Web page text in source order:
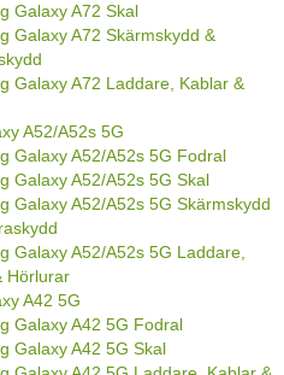
Galaxy A72 Skal
Galaxy A72 Skärmskydd &
Galaxy A72 Laddare, Kablar &
A52/A52s 5G
Galaxy A52/A52s 5G Fodral
Galaxy A52/A52s 5G Skal
Galaxy A52/A52s 5G Skärmskydd
Galaxy A52/A52s 5G Laddare,
Hörlurar
A42 5G
Galaxy A42 5G Fodral
Galaxy A42 5G Skal